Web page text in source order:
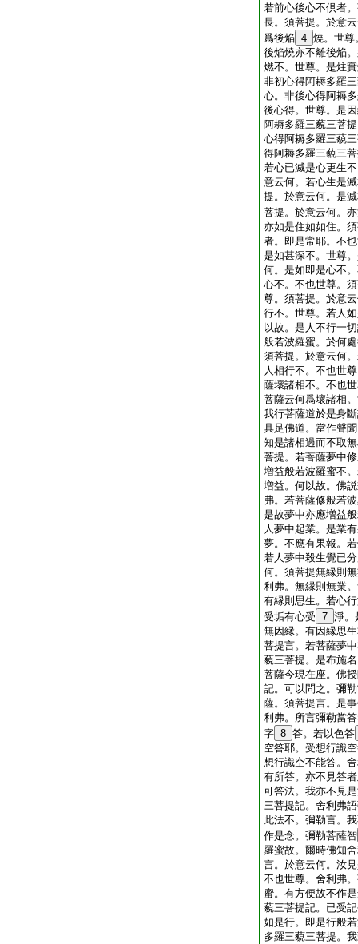
若前心後心不倶者
長。須菩提。於意
爲後焔 4 燒。世尊
後焔燒亦不離後焔
燃不。世尊。是炷
非初心得阿耨多羅
心。非後心得阿耨
後心得。世尊。是
阿耨多羅三藐三菩
心得阿耨多羅三藐
得阿耨多羅三藐三
若心已滅是心更生
意云何。若心生是
提。於意云何。是
菩提。於意云何。
亦如是住如如住。
者。即是常耶。不
是如甚深不。世尊
何。是如即是心不
心不。不也世尊。
尊。須菩提。於意
行不。世尊。若人
以故。是人不行一
般若波羅蜜。於何
須菩提。於意云何
人相行不。不也世
薩壞諸相不。不也
菩薩云何爲壞諸相
我行菩薩道於是身
具足佛道。當作聲
知是諸相過而不取
菩提。若菩薩夢中
増益般若波羅蜜不
増益。何以故。佛
弗。若菩薩修般若
是故夢中亦應増益
人夢中起業。是業
夢。不應有果報。
若人夢中殺生覺已
何。須菩提無縁則
利弗。無縁則無業
有縁則思生。若心
受垢有心受 7 淨。
無因縁。有因縁思
菩提言。若菩薩夢
藐三菩提。是布施
菩薩今現在座。佛
記。可以問之。彌
薩。須菩提言。是
利弗。所言彌勒當
字 8 答。若以色答
空答耶。受想行識
想行識空不能答。
有所答。亦不見答
可答法。我亦不見
三菩提記。舍利弗
此法不。彌勒言。
作是念。彌勒菩薩智
羅蜜故。爾時佛知
言。於意云何。汝
不也世尊。舍利弗
蜜。有方便故不作
藐三菩提記。已受
如是行。即是行般
多羅三藐三菩提。